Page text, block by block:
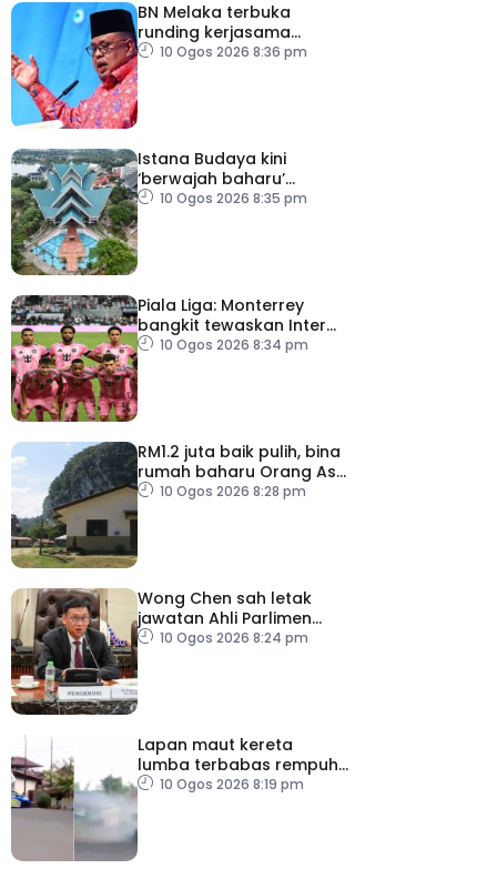
BN Melaka terbuka
runding kerjasama
hadapi PRN
10 Ogos 2026 8:36 pm
Istana Budaya kini
‘berwajah baharu’
selepas dinaik taraf
10 Ogos 2026 8:35 pm
Piala Liga: Monterrey
bangkit tewaskan Inter
Miami10 Ogos 2026 8:34 pm
RM1.2 juta baik pulih, bina
rumah baharu Orang Asli
Kelantan dan
10 Ogos 2026 8:28 pm
Wong Chen sah letak
jawatan Ahli Parlimen
Subang
10 Ogos 2026 8:24 pm
Lapan maut kereta
lumba terbabas rempuh
penonton di Indonesia
10 Ogos 2026 8:19 pm